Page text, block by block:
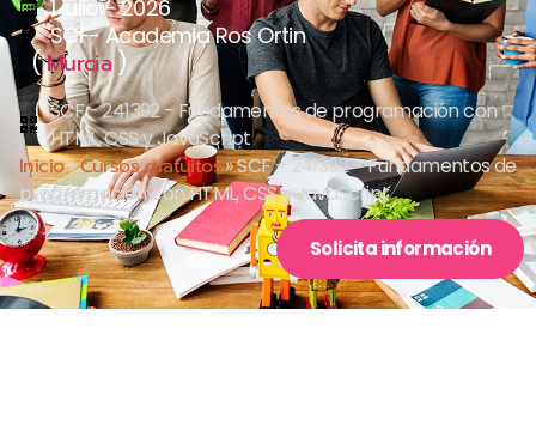
1 julio - 2026
SCF- Academia Ros Ortin
(Murcia)
SCF - 241392 - Fundamentos de programación con
HTML, CSS y JavaScript
Inicio»Cursos gratuitos»SCF – 241392 – Fundamentos de
programación con HTML, CSS y JavaScript
Solicita información